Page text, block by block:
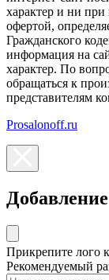
характер и ни при
офертой,
Гражданского
информация на
характер. По
обращаться к
представителям
Prosalonoff.ru
Прикрепите лого
Рекомендуемый